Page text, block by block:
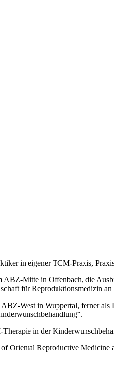
in eigener TCM-Praxis,
Mitte in Offenbach, die
für Reproduktionsmedizin
West in Wuppertal, ferner
in der
of Oriental Reproductive Medicine